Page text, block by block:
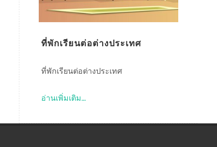
ที่พักเรียนต่อต่างประเทศ
ที่พักเรียนต่อต่างประเทศ
อ่านเพิ่มเติม...